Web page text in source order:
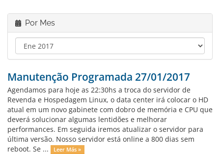
Por Mes
Manutenção Programada 27/01/2017
Agendamos para hoje as 22:30hs a troca do servidor de
Revenda e Hospedagem Linux, o data center irá colocar o HD
atual em um novo gabinete com dobro de memória e CPU que
deverá solucionar algumas lentidões e melhorar
performances. Em seguida iremos atualizar o servidor para
última versão. Nosso servidor está online a 800 dias sem
reboot. Se ...
Leer Más »